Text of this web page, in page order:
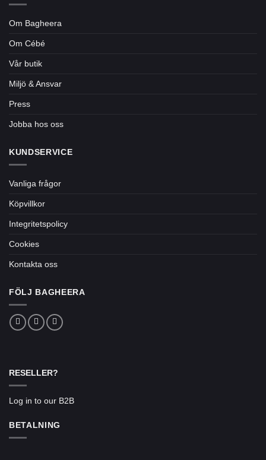
Om Bagheera
Om Cébé
Vår butik
Miljö & Ansvar
Press
Jobba hos oss
KUNDSERVICE
Vanliga frågor
Köpvillkor
Integritetspolicy
Cookies
Kontakta oss
FÖLJ BAGHEERA
RESELLER?
Log in to our B2B
BETALNING